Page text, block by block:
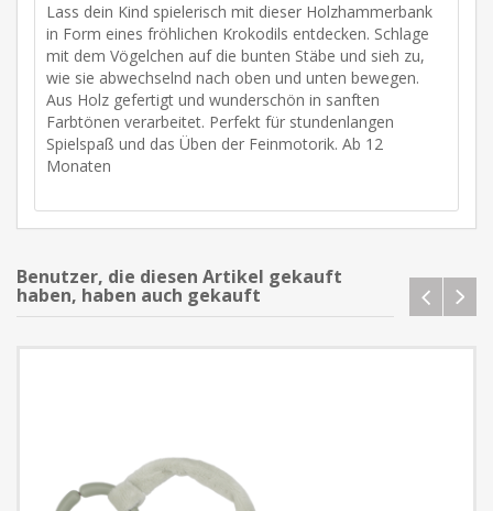
Lass dein Kind spielerisch mit dieser Holzhammerbank
in Form eines fröhlichen Krokodils entdecken. Schlage
mit dem Vögelchen auf die bunten Stäbe und sieh zu,
wie sie abwechselnd nach oben und unten bewegen.
Aus Holz gefertigt und wunderschön in sanften
Farbtönen verarbeitet. Perfekt für stundenlangen
Spielspaß und das Üben der Feinmotorik. Ab 12
Monaten
Benutzer, die diesen Artikel gekauft
haben, haben auch gekauft